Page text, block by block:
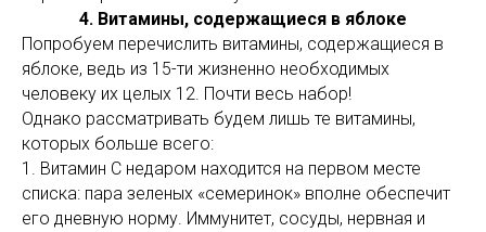
4. Витамины, содержащиеся в яблоке
Попробуем перечислить витамины, содержащиеся в
яблоке, ведь из 15-ти жизненно необходимых
человеку их целых 12. Почти весь набор!
Однако рассматривать будем лишь те витамины,
которых больше всего:
1. Витамин С недаром находится на первом месте
списка: пара зеленых «семеринок» вполне обеспечит
его дневную норму. Иммунитет, сосуды, нервная и